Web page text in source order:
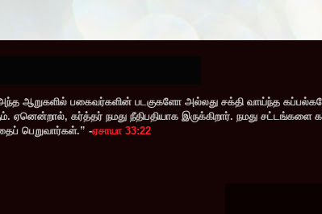
ஆறுகளில் பகைவர்களின் படகுகளோ அல்லது சக்தி வாய்ந்த
கர்த்தர் நமது நீதிபதியாக இருக்கிறார். நமது சட்டங்களை
பெறுவார்கள்.” -ஏசாயா 33:22